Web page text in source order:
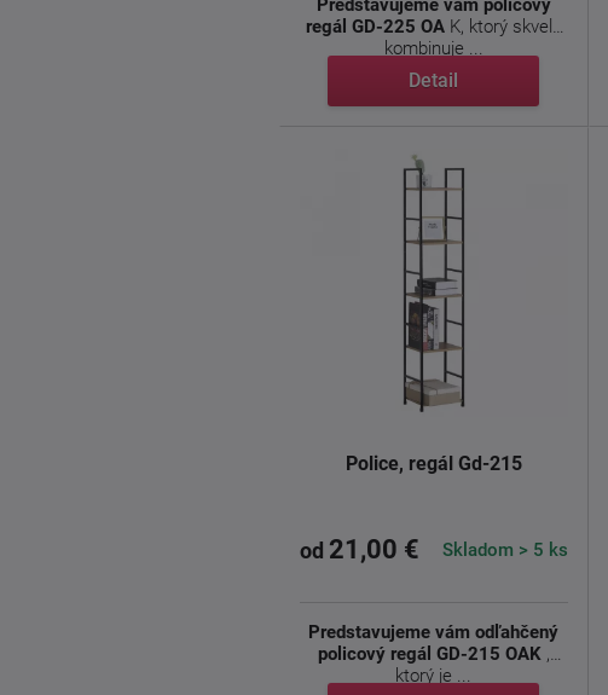
Predstavujeme vám policový
regál GD-225 OAK, ktorý skvele
kombinuje ...
Detail
Police, regál Gd-215
od 21,00 € Skladom > 5 ks
Predstavujeme vám odľahčený
policový regál GD-215 OAK,
ktorý je ...